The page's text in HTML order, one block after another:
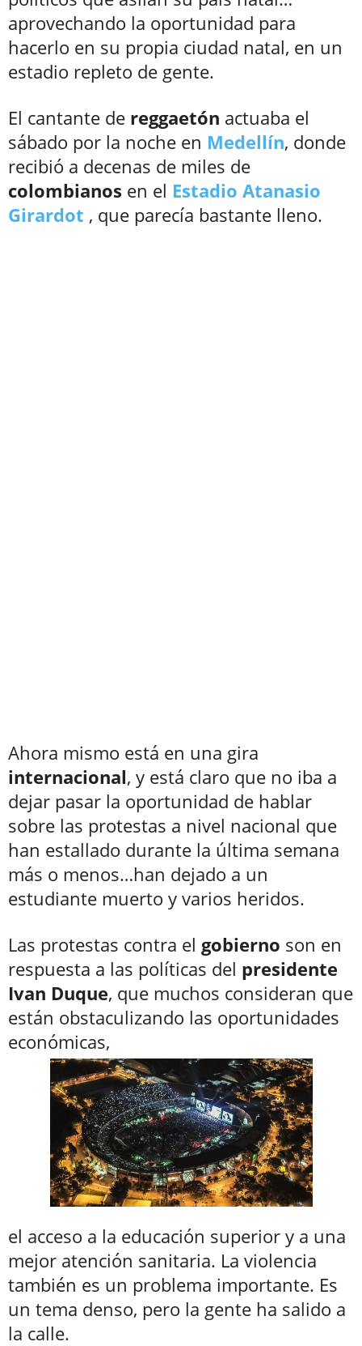
aprovechando la oportunidad para
hacerlo en su propia ciudad natal, en un
estadio repleto de gente.
El cantante de reggaetón actuaba el
sábado por la noche en Medellín, donde
recibió a decenas de miles de
colombianos en el Estadio Atanasio
Girardot , que parecía bastante lleno.
Ahora mismo está en una gira
internacional, y está claro que no iba a
dejar pasar la oportunidad de hablar
sobre las protestas a nivel nacional que
han estallado durante la última semana
más o menos…han dejado a un
estudiante muerto y varios heridos.
Las protestas contra el gobierno son en
respuesta a las políticas del presidente
Ivan Duque, que muchos consideran que
están obstaculizando las oportunidades
económicas,
el acceso a la educación superior y a una
mejor atención sanitaria. La violencia
también es un problema importante. Es
un tema denso, pero la gente ha salido a
la calle.